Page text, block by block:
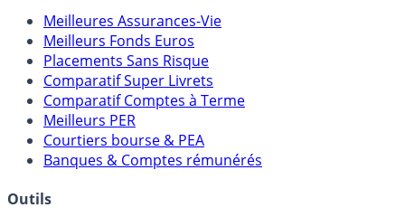
Comparatifs
Meilleures Assurances-Vie
Meilleurs Fonds Euros
Placements Sans Risque
Comparatif Super Livrets
Comparatif Comptes à Terme
Meilleurs PER
Banques & Comptes rémunérés